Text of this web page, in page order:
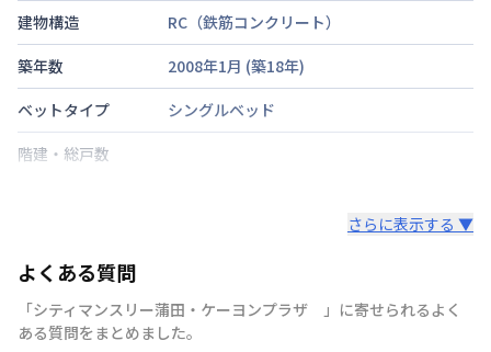
建物構造
RC（鉄筋コンクリート）
築年数
2008年1月 (築18年)
ベットタイプ
シングルベッド
階建・総戸数
禁煙・喫煙
交通 京浜急行電鉄本線
さらに表示する ▼
よくある質問
「シティマンスリー蒲田・ケーヨンプラザ 」に寄せられるよく
ある質問をまとめました。